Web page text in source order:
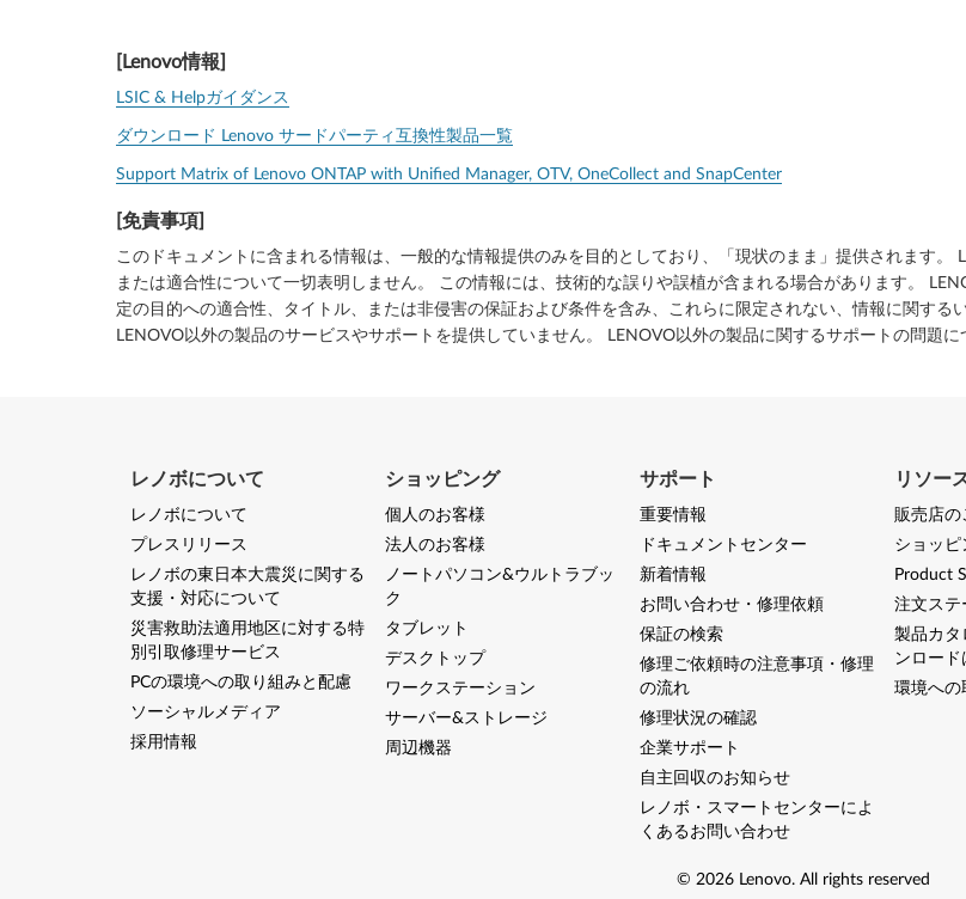
[Lenovo情報]
LSIC & Helpガイダンス
ダウンロード Lenovo サードパーティ互換性製品一覧
Support Matrix of Lenovo ONTAP with Unified Manager, OTV, OneCollect and SnapCenter
[免責事項]
このドキュメントに含まれる情報は、一般的な情報提供のみを目的としており、「現状のまま」提供されます。
または適合性について一切表明しません。 この情報には、技術的な誤りや誤植が含まれる場合があります。
定の目的への適合性、タイトル、または非侵害の保証および条件を含み、これらに限定されない、情報に関する
LENOVO以外の製品のサービスやサポートを提供していません。 LENOVO以外の製品に関するサポートの問題
レノボについて
レノボについて
プレスリリース
レノボの東日本大震災に関する
支援・対応について
災害救助法適用地区に対する特
別引取修理サービス
PCの環境への取り組みと配慮
ソーシャルメディア
採用情報
ショッピング
個人のお客様
法人のお客様
ノートパソコン&ウルトラブッ
ク
タブレット
デスクトップ
ワークステーション
サーバー&ストレージ
周辺機器
サポート
重要情報
ドキュメントセンター
新着情報
お問い合わせ・修理依頼
保証の検索
修理ご依頼時の注意事項・修理
の流れ
修理状況の確認
企業サポート
自主回収のお知らせ
レノボ・スマートセンターによ
くあるお問い合わせ
リソー
販売店の
ショッピ
Product
注文ステ
製品カタ
ンロード
環境への
© 2026 Lenovo. All rights reserved